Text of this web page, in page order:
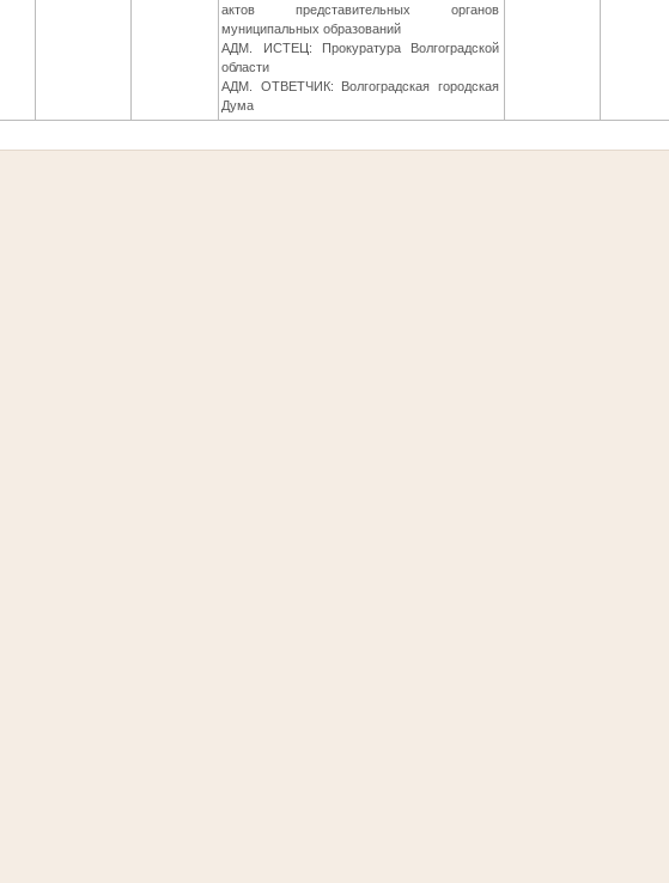
актов представительных органов
муниципальных образований
АДМ. ИСТЕЦ: Прокуратура Волгоградской
области
АДМ. ОТВЕТЧИК: Волгоградская городская
Дума